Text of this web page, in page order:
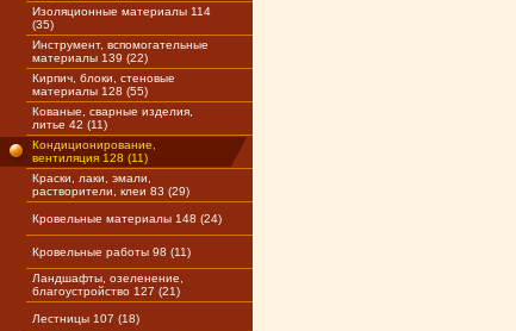
Изоляционные материалы 114
(35)
Инструмент, вспомогательные
материалы 139 (22)
Кирпич, блоки, стеновые
материалы 128 (55)
Кованые, сварные изделия,
литье 42 (11)
Кондиционирование,
вентиляция 128 (11)
Краски, лаки, эмали,
растворители, клеи 83 (29)
Кровельные материалы 148 (24)
Кровельные работы 98 (11)
Ландшафты, озеленение,
благоустройство 127 (21)
Лестницы 107 (18)